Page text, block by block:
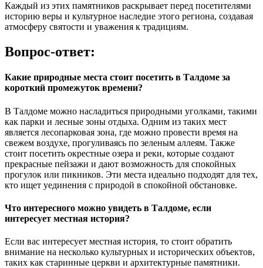
Каждый из этих памятников раскрывает перед посетителями
историю веры и культурное наследие этого региона, создавая
атмосферу святости и уважения к традициям.
Вопрос-ответ:
Какие природные места стоит посетить в Талдоме за
короткий промежуток времени?
В Талдоме можно насладиться природными уголками, такими
как парки и лесные зоны отдыха. Одним из таких мест
является лесопарковая зона, где можно провести время на
свежем воздухе, прогуливаясь по зеленым аллеям. Также
стоит посетить окрестные озера и реки, которые создают
прекрасные пейзажи и дают возможность для спокойных
прогулок или пикников. Эти места идеально подходят для тех,
кто ищет уединения с природой в спокойной обстановке.
Что интересного можно увидеть в Талдоме, если
интересует местная история?
Если вас интересует местная история, то стоит обратить
внимание на несколько культурных и исторических объектов,
таких как старинные церкви и архитектурные памятники.